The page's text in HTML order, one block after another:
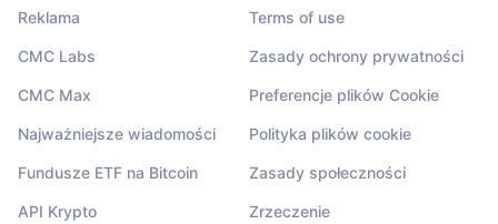
Reklama
CMC Labs
CMC Max
Najważniejsze wiadomości
Fundusze ETF na Bitcoin
API Krypto
Terms of use
Zasady ochrony prywatności
Preferencje plików Cookie
Polityka plików cookie
Zasady społeczności
Zrzeczenie